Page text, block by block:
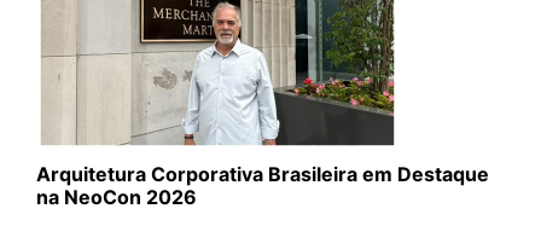
Arquitetura Corporativa Brasileira em Destaque
na NeoCon 2026